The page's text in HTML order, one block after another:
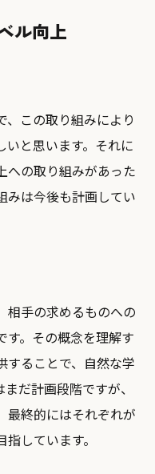
ル向上
この取り組みにより
と思います。それに
への取り組みがあった
みは今後も計画してい
相手の求めるものへの
す。その概念を理解す
することで、自然な学
だ計画段階ですが、
最終的にはそれぞれが
しています。